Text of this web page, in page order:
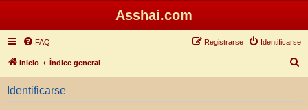
Asshai.com
FAQ Identificarse
Registrarse
Inicio Índice general
u
Identificarse